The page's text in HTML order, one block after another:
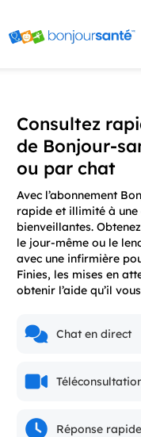
Consultez
de Bonjour-
ou par chat
Avec l’abonnement
rapide et illimité à une
bienveillantes.
le jour-même ou le
avec une infirmière
Finies, les mises en
obtenir l’aide qu’il
Chat en direct
Réponse rapide